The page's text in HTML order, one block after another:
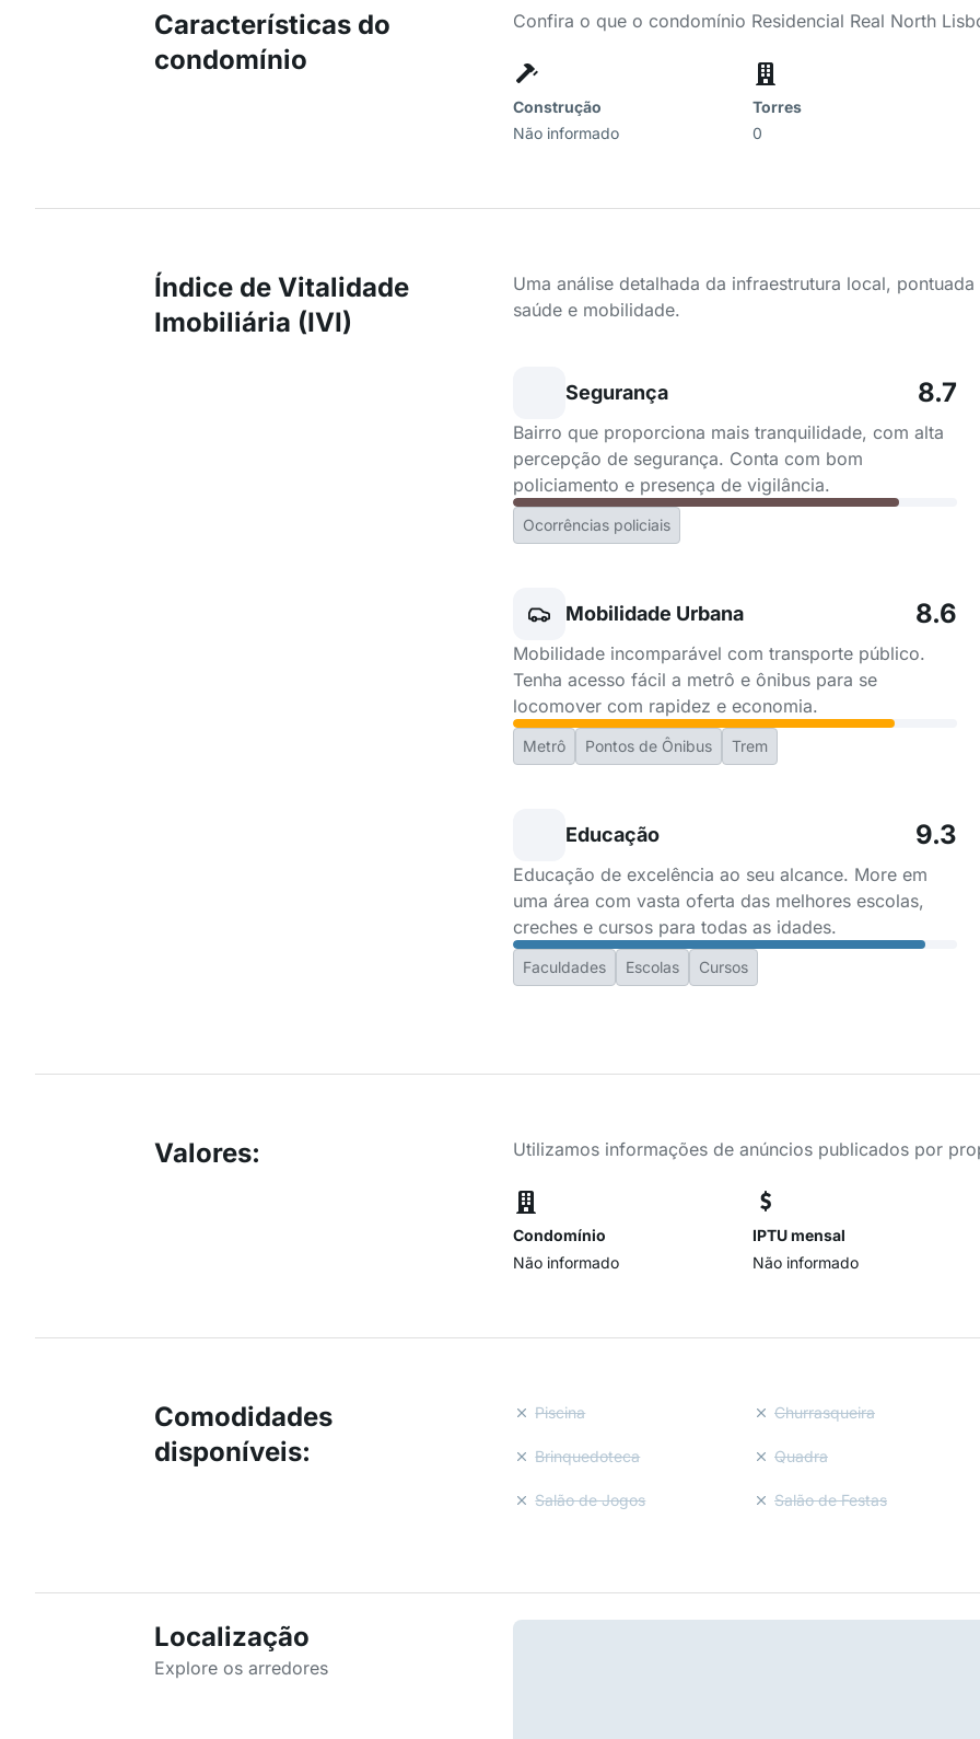
Características do
condomínio
Confira o que o condomínio Residencial Real North
Construção
Não informado
Torres
0
Índice de Vitalidade
Imobiliária (IVI)
Uma análise detalhada da infraestrutura local,
saúde e mobilidade.
Segurança 8.7
Bairro que proporciona mais tranquilidade, com alta
percepção de segurança. Conta com bom
policiamento e presença de vigilância.
Ocorrências policiais
Mobilidade Urbana 8.6
Mobilidade incomparável com transporte público.
Tenha acesso fácil a metrô e ônibus para se
locomover com rapidez e economia.
Metrô Pontos de Ônibus Trem
Educação 9.3
Educação de excelência ao seu alcance. More em
uma área com vasta oferta das melhores escolas,
creches e cursos para todas as idades.
Faculdades Escolas Cursos
Valores: Utilizamos informações de anúncios publicados por
Condomínio
Não informado
IPTU mensal
Não informado
Comodidades
disponíveis:
Piscina Churrasqueira
Brinquedoteca Quadra
Salão de Jogos Salão de Festas
Localização
Explore os arredores